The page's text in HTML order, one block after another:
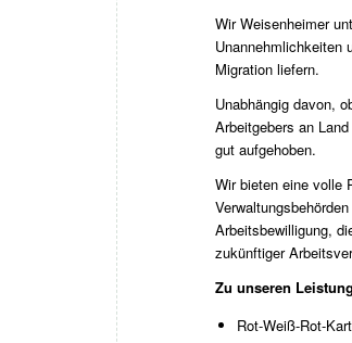
Wir Weisenheimer
Unannehmlichkeiten
Migration liefern.
Unabhängig davon,
Arbeitgebers an
gut aufgehoben.
Wir bieten eine volle
Arbeitsbewilligung,
zukünftiger
Zu unseren
Rot-Weiß-Rot-